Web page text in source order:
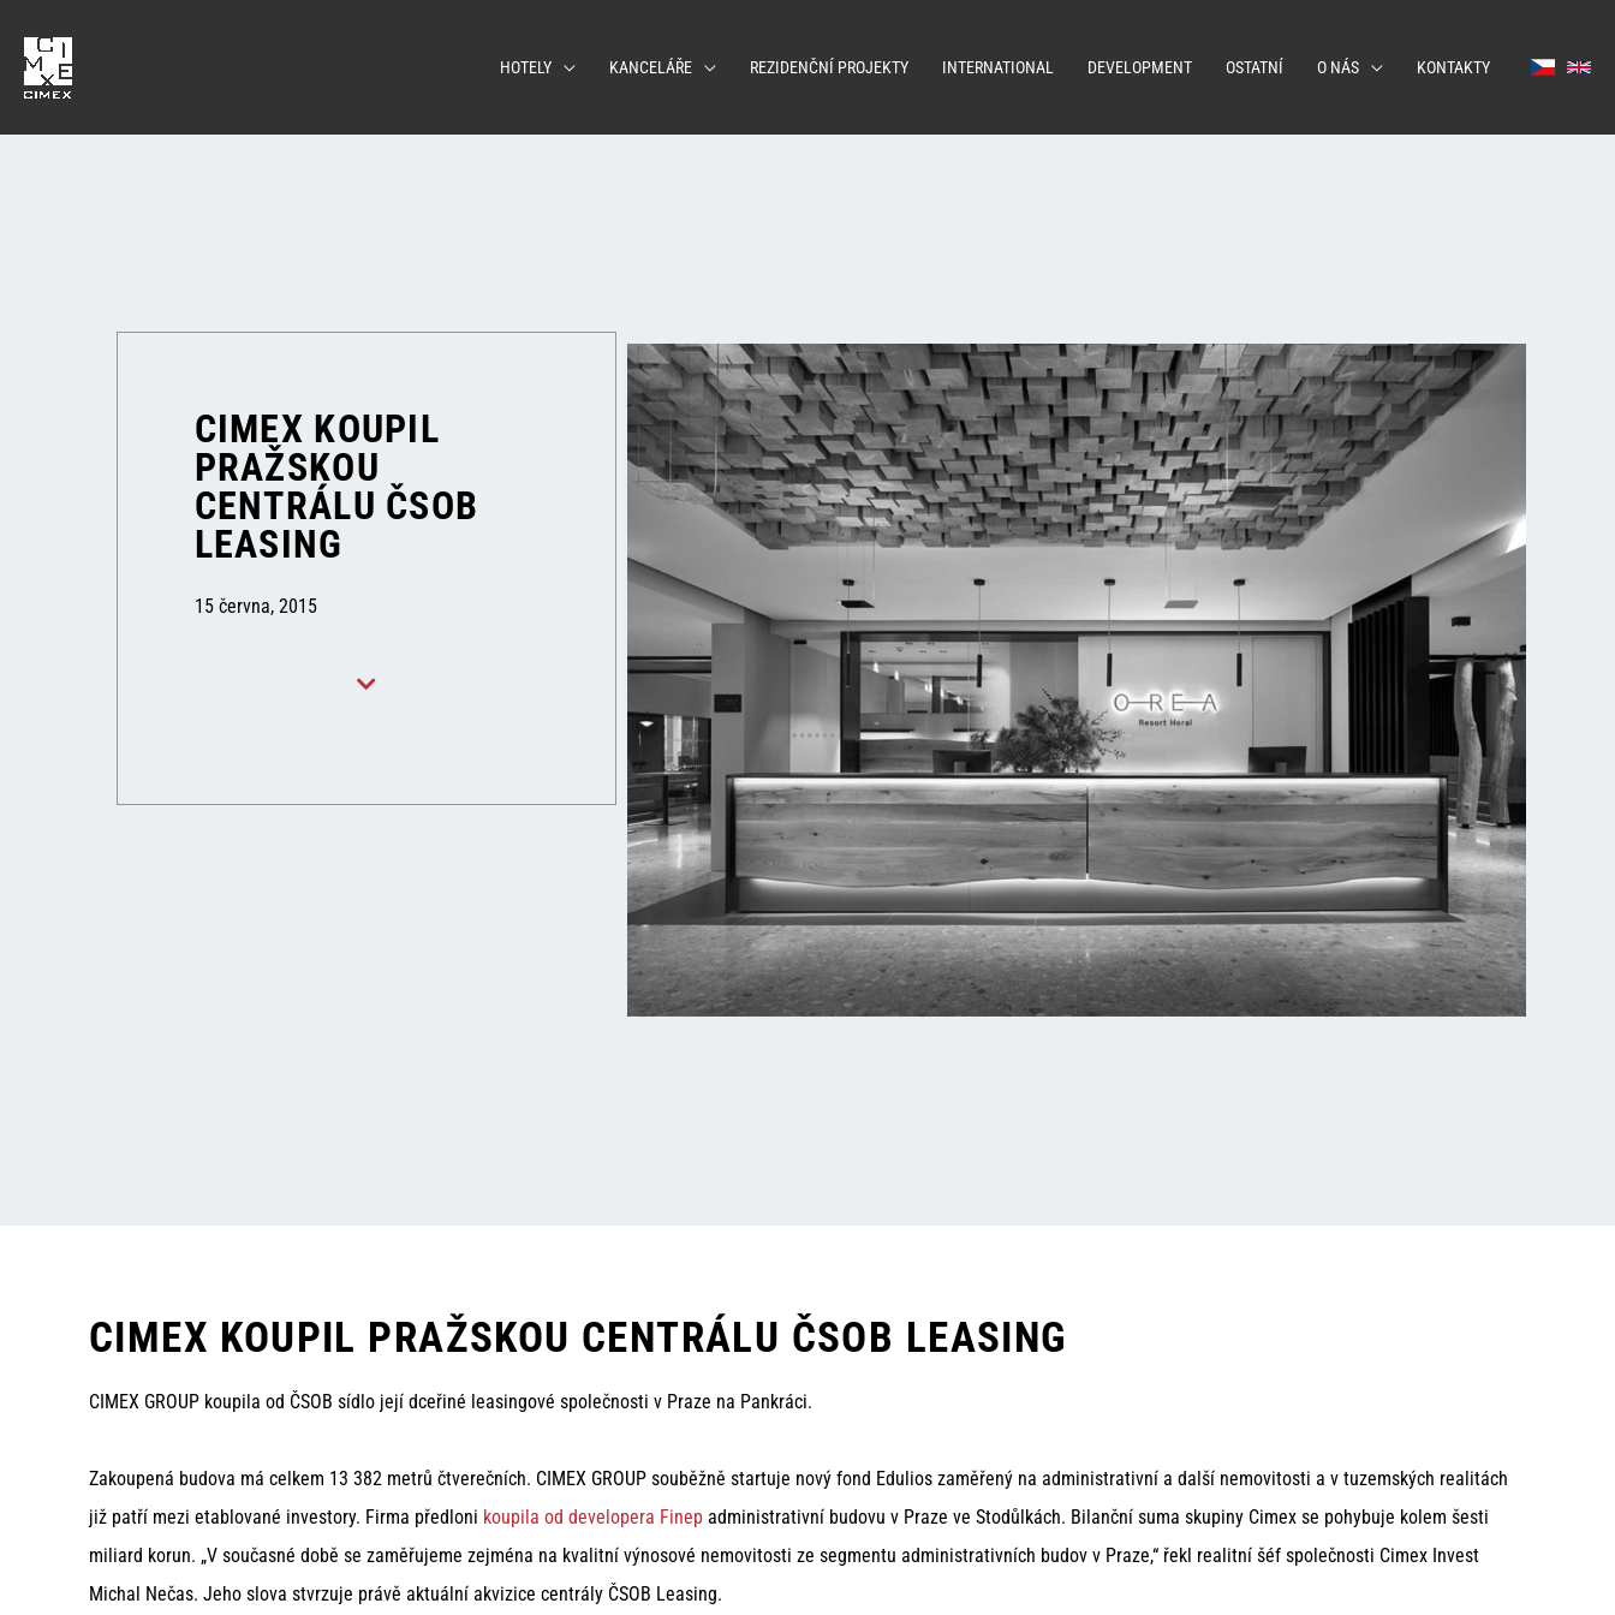
HOTELY KANCELÁŘE REZIDENČNÍ PROJEKTY INTERNATIONAL DEVELOPMENT OSTATNÍ O NÁS KONTAKTY
CIMEX KOUPIL
PRAŽSKOU
CENTRÁLU ČSOB
LEASING
15 června, 2015
CIMEX KOUPIL PRAŽSKOU CENTRÁLU ČSOB LEASING
CIMEX GROUP koupila od ČSOB sídlo její dceřiné leasingové společnosti v Praze na Pankráci.
Zakoupená budova má celkem 13 382 metrů čtverečních. CIMEX GROUP souběžně startuje nový fond Edulios zaměřený na administrativní a další nemovitosti a v tuzemských realitách
již patří mezi etablované investory. Firma předloni koupila od developera Finep administrativní budovu v Praze ve Stodůlkách. Bilanční suma skupiny Cimex se pohybuje kolem šesti
miliard korun. „V současné době se zaměřujeme zejména na kvalitní výnosové nemovitosti ze segmentu administrativních budov v Praze,“ řekl realitní šéf společnosti Cimex Invest
Michal Nečas. Jeho slova stvrzuje právě aktuální akvizice centrály ČSOB Leasing.